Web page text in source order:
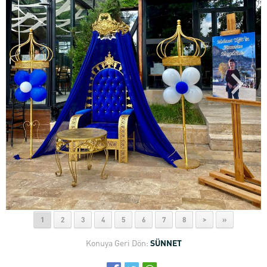
1 2 3 4 5 6 7 8 > »
Konuya Geri Dön: SÜNNET